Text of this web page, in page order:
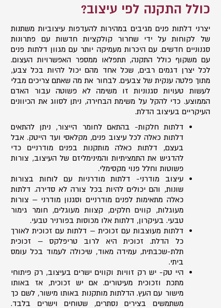
כולל התקנה לפי עיצוב?
יצרני דלתות פנים מגיבים במהירות להעדפות עיצוביות משתנות
של לקוחות על ידי שחרור קולקציות חדשות עם פתרונות
סגנוניים חדשים. עם היכרות מעמיקה יותר עם מגוון דלתות פנים
עם משקוף כולל התקנה, תתפלאו ממספר האפשרויות העצום.
לכל יצרן דגמים רבים, שכל אחד מהם יכול להיות בכל צבע,
מתוך פלטה ענקית של צבעים. לבחור את מה שאתם צריכים מבלי
לעשות טעויות סגנוניות זו משימה לא פשוטה עבור האדם
הממוצע. כדי להקל על משימת הבחירה, ניתן לסווג את הכיוונים
העיקריים בעיצוב הדלת.
דלתות חלקות- בהתאם לחומר הייצור, ניתן להתאים
דלתות כאלה לכל עיצוב פנים, מקלאסי ועד הייטק. אבל
בעצם, דלתות כאלה מותקנות בפנים מודרניים כדי
להדגיש את התמציתיות והמינימליזם של העיצוב, צורות
פשוטות וחלל פנוי מקסימלי.
עיצוב מודרני- דלתות מודרניות עם לוחות בצורות
שונות, והם יכולים להיות בכל צורה לא סדירה. דלתות
כאלה מתאימות לפנים מודרניים וסגנון מודרני – צורות
מעוגלות, קווים חלקים, קצוות מעוגלים, חומר גימור
טבעי. בעיקרון, דלתות אלו מכוסות בפורניר טבעי.
דלתות מעוצבות עם זכוכית – דלתות עם זכוכית לאורך
כל הדלת. זכוכית היא לרוב טריפלקס – זכוכית
תלת-שכבתית, עמידה מאוד, שיכולה לעמוד בכל עומס
ביתי.
היי טק- יש רק זוויות וקווים ישרים בעיצוב, רק פיתוחי
מתכת וזכוכית מעיטורים. אם יש זכוכית, אז באותו
מישור עם העץ. הדלתות מותקנות באותו מישור, לשם כך
משתמשים בצירים נסתרים, שטוחים וישרים בלבד.